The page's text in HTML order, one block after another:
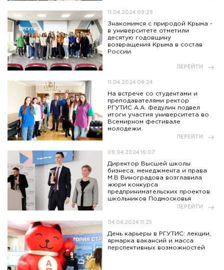
11.04.2024 09:29
Знакомимся с природой Крыма -
в университете отметили
десятую годовщину
возвращения Крыма в состав
России
ПЕРЕЙТИ
11.04.2024 09:24
На встрече со студентами и
преподавателями ректор
РГУТИС А.А. Федулин подвел
итоги участия университета во
Всемирном фестивале
молодежи
ПЕРЕЙТИ
09.04.2024 16:07
Директор Высшей школы
бизнеса, менеджмента и права
М.В Виноградова возглавила
жюри конкурса
предпринимательских проектов
школьников Подмосковья
ПЕРЕЙТИ
04.04.2024 11:25
День карьеры в РГУТИС: лекции,
ярмарка вакансий и масса
перспективных возможностей